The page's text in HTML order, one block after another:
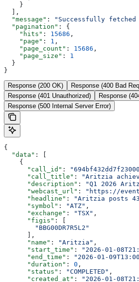
    }
  ],
  "message"
: "Successfully
  "pagination"
: {
    "hits"
: 15686 ,
    "page"
: 1 ,
    "page_count"
: 15686 ,
    "page_size"
: 1
  }
}
Response (200 OK)
Response (400 Bad
Response (401 Unauthorized)
Response
Response (500 Internal Server Error)
{
  "data"
: [
    {
      "call_id"
:
      "call_title"
:
"Aritzia
      "description"
:
"Q1 2026
      "webcast_url"
:
"https://
      "headline"
:
"Aritzia posts
      "symbol"
: "ATZ" ,
      "exchange"
: "TSX" ,
      "figis"
: [
        "BBG00DR7R5L2"
      ],
      "name"
: "Aritzia" ,
      "start_time"
: "2026-01-
      "end_time"
: "2026-01-
      "duration"
: 0 ,
      "status"
: "COMPLETED" ,
      "created_at"
: "2026-01-